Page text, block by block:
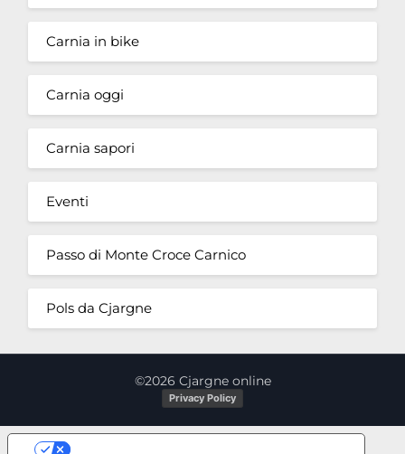
Carnia in bike
Carnia oggi
Carnia sapori
Eventi
Passo di Monte Croce Carnico
Pols da Cjargne
©2026 Cjargne online
Privacy Policy
Le tue preferenze relative alla privacy